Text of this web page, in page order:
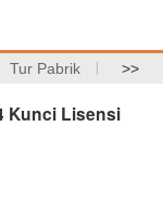
Tur Pabrik >>
Kunci Lisensi